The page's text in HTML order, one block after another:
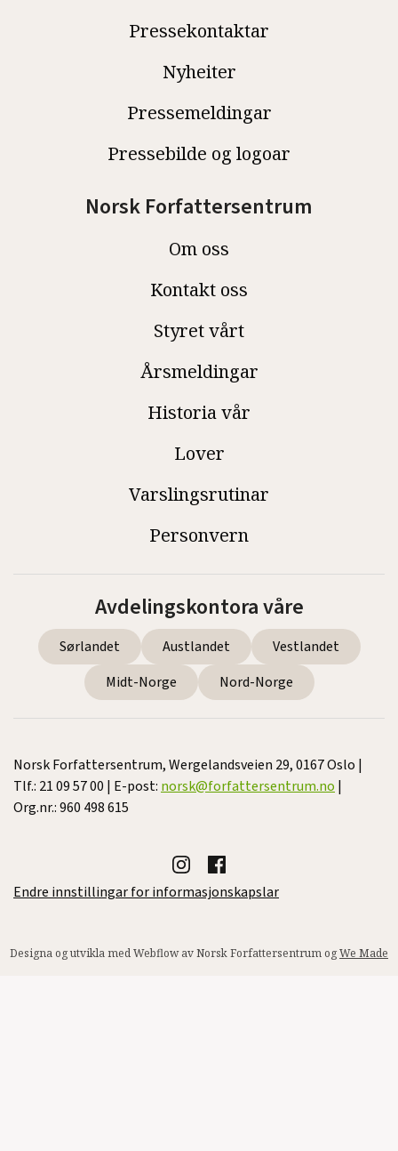
Pressekontaktar
Nyheiter
Pressemeldingar
Pressebilde og logoar
Norsk Forfattersentrum
Om oss
Kontakt oss
Styret vårt
Årsmeldingar
Historia vår
Lover
Varslingsrutinar
Personvern
Avdelingskontora våre
Sørlandet Austlandet
Vestlandet
Midt-Norge
Nord-Norge
Norsk Forfattersentrum, Wergelandsveien 29, 0167 Oslo |
Tlf.: 21 09 57 00 | E-post: norsk@forfattersentrum.no |
Org.nr.: 960 498 615
Endre innstillingar for informasjonskapslar
Designa og utvikla med Webflow av Norsk Forfattersentrum ogWe Made